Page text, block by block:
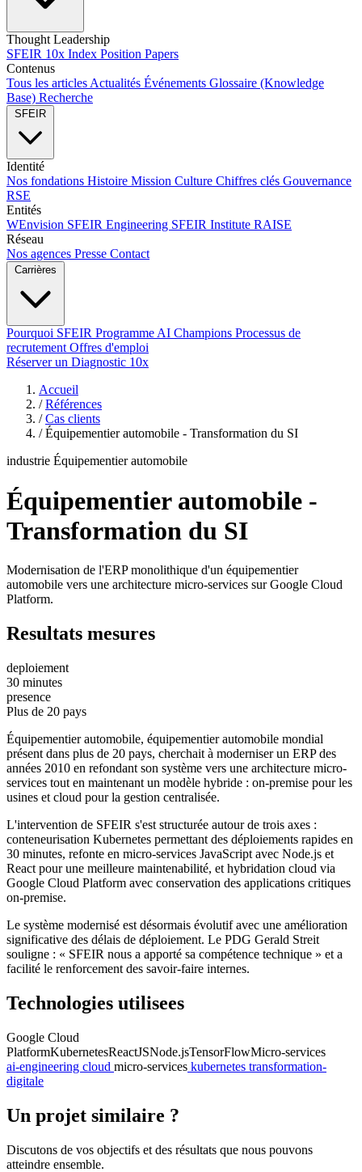
Thought Leadership
SFEIR 10x Index Position Papers
Contenus
Tous les articles Actualités Événements Glossaire (Knowledge
Base) Recherche
SFEIR
Identité
Nos fondations Histoire Mission Culture Chiffres clés Gouvernance
RSE
Entités
WEnvision SFEIR Engineering SFEIR Institute RAISE
Réseau
Nos agences Presse Contact
Carrières
Pourquoi SFEIR Programme AI Champions Processus de
recrutement Offres d'emploi
Réserver un Diagnostic 10x
Accueil
/ Références
/ Cas clients
/ Équipementier automobile - Transformation du SI
industrie Équipementier automobile
Équipementier automobile -
Transformation du SI
Modernisation de l'ERP monolithique d'un équipementier
automobile vers une architecture micro-services sur Google Cloud
Platform.
Resultats mesures
deploiement
30 minutes
presence
Plus de 20 pays
Équipementier automobile, équipementier automobile mondial
présent dans plus de 20 pays, cherchait à moderniser un ERP des
années 2010 en refondant son système vers une architecture micro-
services tout en maintenant un modèle hybride : on-premise pour les
usines et cloud pour la gestion centralisée.
L'intervention de SFEIR s'est structurée autour de trois axes :
conteneurisation Kubernetes permettant des déploiements rapides en
30 minutes, refonte en micro-services JavaScript avec Node.js et
React pour une meilleure maintenabilité, et hybridation cloud via
Google Cloud Platform avec conservation des applications critiques
on-premise.
Le système modernisé est désormais évolutif avec une amélioration
significative des délais de déploiement. Le PDG Gerald Streit
souligne : « SFEIR nous a apporté sa compétence technique » et a
facilité le renforcement des savoir-faire internes.
Technologies utilisees
Google Cloud
PlatformKubernetesReactJSNode.jsTensorFlowMicro-services
ai-engineering cloud micro-services kubernetes transformation-
digitale
Un projet similaire ?
Discutons de vos objectifs et des résultats que nous pouvons
atteindre ensemble.